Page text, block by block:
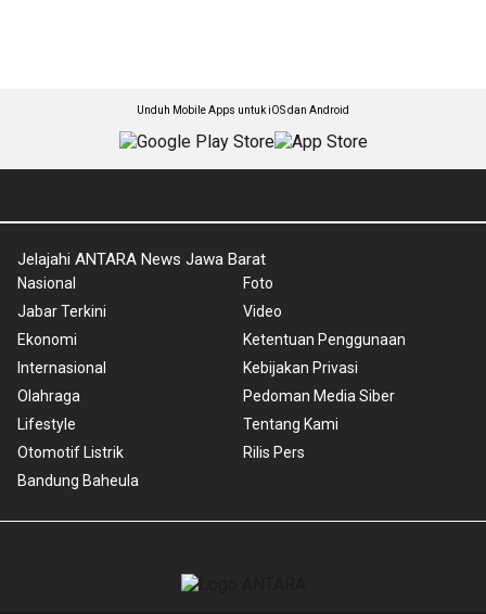
Unduh Mobile Apps untuk iOS dan Android
Jelajahi ANTARA News Jawa Barat
Nasional
Jabar Terkini
Ekonomi
Internasional
Olahraga
Lifestyle
Otomotif Listrik
Bandung Baheula
Foto
Video
Ketentuan Penggunaan
Kebijakan Privasi
Pedoman Media Siber
Tentang Kami
Rilis Pers